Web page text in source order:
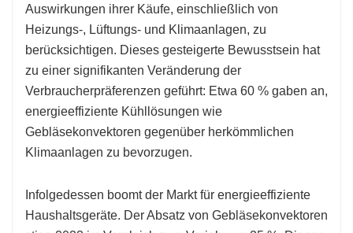
Auswirkungen ihrer Käufe, einschließlich von
Heizungs-, Lüftungs- und Klimaanlagen, zu
berücksichtigen. Dieses gesteigerte Bewusstsein hat
zu einer signifikanten Veränderung der
Verbraucherpräferenzen geführt: Etwa 60 % gaben an,
energieeffiziente Kühllösungen wie
Gebläsekonvektoren gegenüber herkömmlichen
Klimaanlagen zu bevorzugen.
Infolgedessen boomt der Markt für energieeffiziente
Haushaltsgeräte. Der Absatz von Gebläsekonvektoren